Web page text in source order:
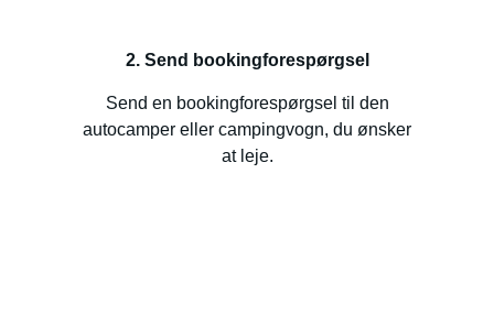
2. Send bookingforespørgsel
Send en bookingforespørgsel til den
autocamper eller campingvogn, du ønsker
at leje.